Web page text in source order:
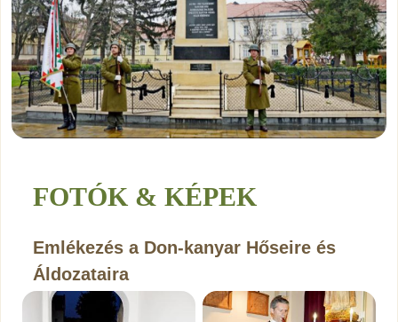
FOTÓK & KÉPEK
Emlékezés a Don-kanyar Hőseire és
Áldozataira